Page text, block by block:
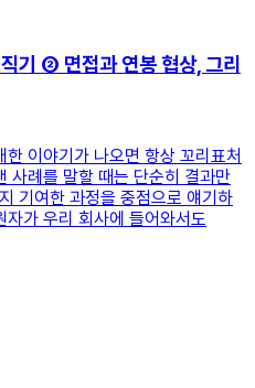
기 ② 면접과 연봉 협상, 그리
이야기가 나오면 항상 꼬리표처
사례를 말할 때는 단순히 결과만
기여한 과정을 중점으로 얘기하
가 우리 회사에 들어와서도